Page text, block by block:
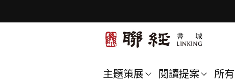
主題策展 閱讀提案 所